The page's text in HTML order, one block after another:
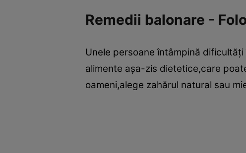
Remedii balonare -
Unele persoane întâmpină
alimente aşa-zis dietetice,care
oameni,alege zahărul natural sau